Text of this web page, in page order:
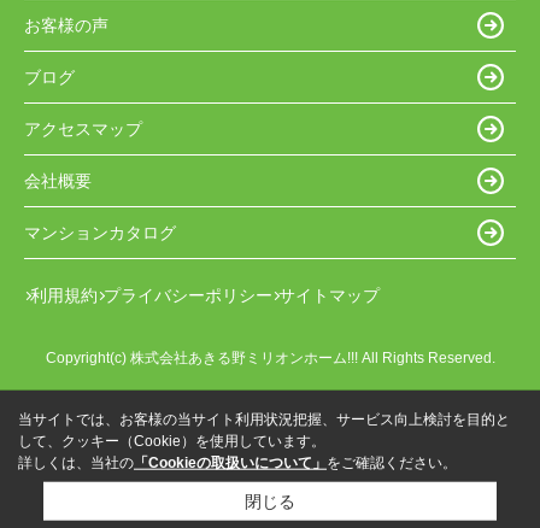
お客様の声
ブログ
アクセスマップ
会社概要
マンションカタログ
利用規約 プライバシーポリシー サイトマップ
Copyright(c) 株式会社あきる野ミリオンホーム!!! All Rights Reserved.
当サイトでは、お客様の当サイト利用状況把握、サービス向上検討を目的と
して、クッキー（Cookie）を使用しています。
詳しくは、当社の 「Cookieの取扱いについて」 をご確認ください。
閉じる